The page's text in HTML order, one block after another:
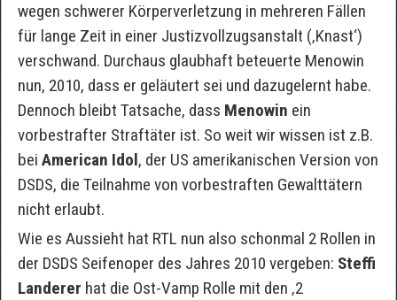
wegen schwerer Körperverletzung in mehreren Fällen
für lange Zeit in einer Justizvollzugsanstalt (‚Knast‘)
verschwand. Durchaus glaubhaft beteuerte Menowin
nun, 2010, dass er geläutert sei und dazugelernt habe.
Dennoch bleibt Tatsache, dass Menowin ein
vorbestrafter Straftäter ist. So weit wir wissen ist z.B.
bei American Idol, der US amerikanischen Version von
DSDS, die Teilnahme von vorbestraften Gewalttätern
nicht erlaubt.
Wie es Aussieht hat RTL nun also schonmal 2 Rollen in
der DSDS Seifenoper des Jahres 2010 vergeben: Steffi
Landerer hat die Ost-Vamp Rolle mit den ‚2